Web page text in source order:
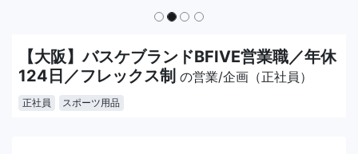
【大阪】バスケブランドBFIVE営業職／年休
124日／フレックス制 の営業/企画（正社員）
正社員 スポーツ用品